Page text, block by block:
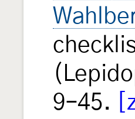
9–45.